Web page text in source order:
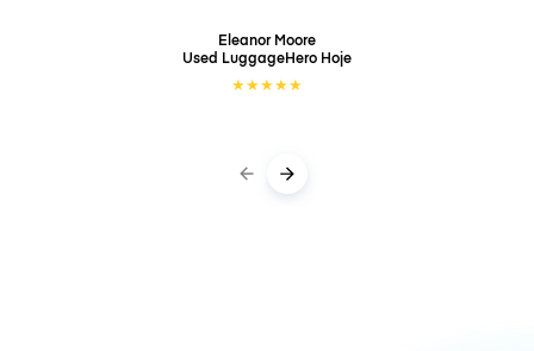
Eleanor Moore
Used LuggageHero Hoje
★★★★★